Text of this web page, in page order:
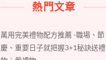
熱門文章
萬用完美禮物配方推薦 -職場、節
慶、重要日子就把握3+1秘訣送禮